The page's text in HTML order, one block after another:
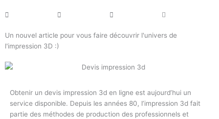
Un nouvel article pour vous faire découvrir l'univers de
l'impression 3D :)
Obtenir un devis impression 3d en ligne est aujourd’hui un
service disponible. Depuis les années 80, l’impression 3d fait
partie des méthodes de production des professionnels et